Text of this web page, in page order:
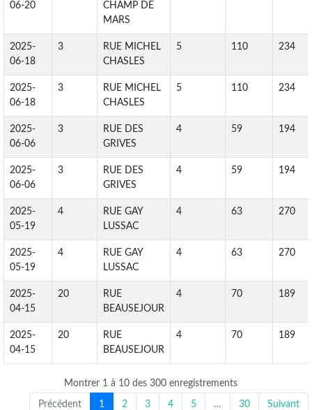
06-20
CHAMP DE
MARS
2025-
06-18
3
RUE MICHEL
CHASLES
5 110 234
2025-
06-18
3
RUE MICHEL
CHASLES
5 110 234
2025-
06-06
3
RUE DES
GRIVES
4 59 194
2025-
06-06
3
RUE DES
GRIVES
4 59 194
2025-
05-19
4
RUE GAY
LUSSAC
4 63 270
2025-
05-19
4
RUE GAY
LUSSAC
4 63 270
2025-
04-15
20
RUE
BEAUSEJOUR
4 70 189
2025-
04-15
20
RUE
BEAUSEJOUR
4 70 189
Montrer 1 à 10 des 300 enregistrements
Précédent 1 2 3 4 5 … 30 Suivant